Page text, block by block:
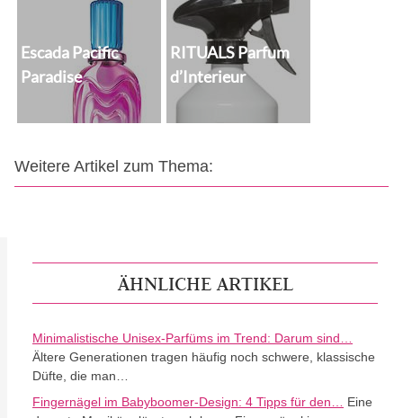
Escada Pacific
Paradise
RITUALS Parfum
d’Interieur
Weitere Artikel zum Thema:
ÄHNLICHE ARTIKEL
Minimalistische Unisex-Parfüms im Trend: Darum sind…
Ältere Generationen tragen häufig noch schwere, klassische
Düfte, die man…
Fingernägel im Babyboomer-Design: 4 Tipps für den…
Eine